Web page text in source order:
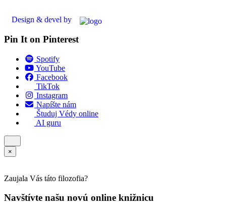
Design & devel by
Pin It on Pinterest
Spotify
YouTube
Facebook
TikTok
Instagram
Napíšte nám
Študuj Védy online
AI guru
×
Zaujala Vás táto filozofia?
Navštívte našu novú online knižnicu